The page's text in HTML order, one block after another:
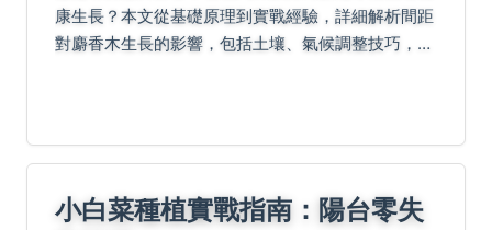
康生長？本文從基礎原理到實戰經驗，詳細解析間距
對麝香木生長的影響，包括土壤、氣候調整技巧，並
小白菜種植實戰指南：陽台零失